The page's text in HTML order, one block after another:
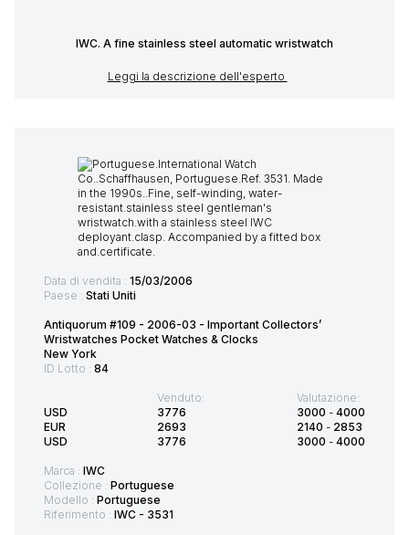
IWC. A fine stainless steel automatic wristwatch
Leggi la descrizione dell'esperto
Data di vendita : 15/03/2006
Paese : Stati Uniti
Antiquorum #109 - 2006-03 - Important Collectors’
Wristwatches Pocket Watches & Clocks
New York
ID Lotto : 84
USD
EUR
USD
Venduto:
3776
2693
3776
Valutazione:
3000 - 4000
2140 - 2853
3000 - 4000
Marca : IWC
Collezione : Portuguese
Modello : Portuguese
Riferimento : IWC - 3531